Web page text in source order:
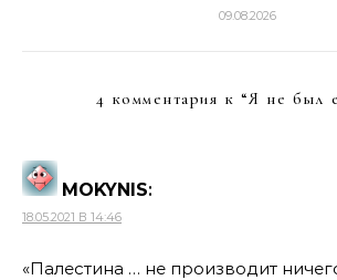
09.08.2026
4 комментария к “Я не был
MOKYNIS:
18.05.2021 В 14:46
«Палестина … не производит